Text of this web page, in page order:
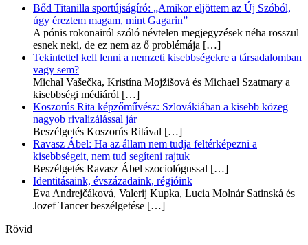
Bőd Titanilla sportújságíró: „Amikor eljöttem az Új Szóból,
úgy éreztem magam, mint Gagarin”
A pónis rokonairól szóló névtelen megjegyzések néha rosszul
esnek neki, de ez nem az ő problémája […]
Tekintettel kell lenni a nemzeti kisebbségekre a társadalomban
vagy sem?
Michal Vašečka, Kristína Mojžišová és Michael Szatmary a
kisebbségi médiáról […]
Koszorús Rita képzőművész: Szlovákiában a kisebb közeg
nagyob rivalizálással jár
Beszélgetés Koszorús Ritával […]
Ravasz Ábel: Ha az állam nem tudja feltérképezni a
kisebbségeit, nem tud segíteni rajtuk
Beszélgetés Ravasz Ábel szociológussal […]
Identitásaink, évszázadaink, régióink
Eva Andrejčáková, Valerij Kupka, Lucia Molnár Satinská és
Jozef Tancer beszélgetése […]
Rövid